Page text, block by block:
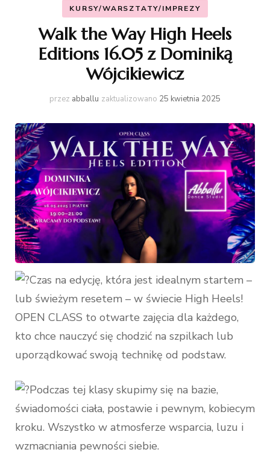
KURSY/WARSZTATY/IMPREZY
Walk the Way High Heels
Editions 16.05 z Dominiką
Wójcikiewicz
przez abballu zaktualizowano 25 kwietnia 2025
Czas na edycję, która jest idealnym startem –
lub świeżym resetem – w świecie High Heels!
OPEN CLASS to otwarte zajęcia dla każdego,
kto chce nauczyć się chodzić na szpilkach lub
uporządkować swoją technikę od podstaw.
Podczas tej klasy skupimy się na bazie,
świadomości ciała, postawie i pewnym, kobiecym
kroku. Wszystko w atmosferze wsparcia, luzu i
wzmacniania pewności siebie.